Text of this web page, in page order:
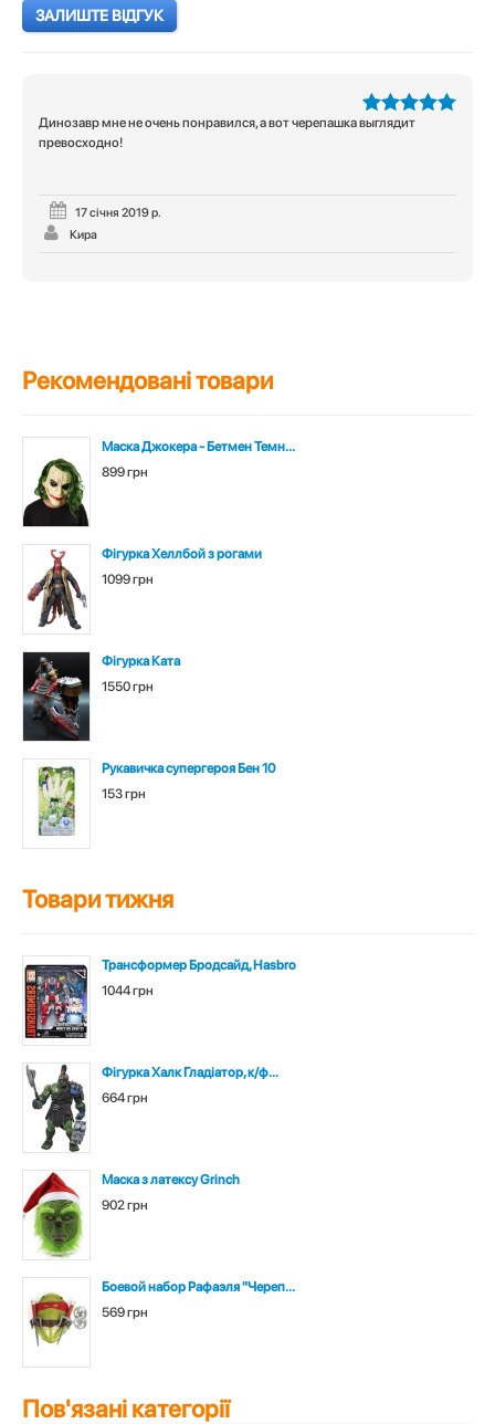
ЗАЛИШТЕ ВІДГУК
5з 5
Динозавр мне не очень понравился, а вот черепашка выглядит
превосходно!
17 січня 2019 р.
Кира
Рекомендовані товари
Маска Джокера - Бетмен Темн...
899 грн
Фігурка Хеллбой з рогами
1099 грн
Фігурка Ката
1550 грн
Рукавичка супергероя Бен 10
153 грн
Товари тижня
Трансформер Бродсайд, Hasbro
1044 грн
Фігурка Халк Гладіатор, к/ф...
664 грн
Маска з латексу Grinch
902 грн
Боевой набор Рафаэля "Череп...
569 грн
Пов'язані категорії